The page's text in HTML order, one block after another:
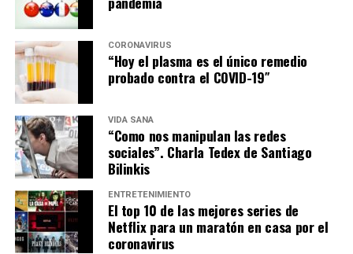
CORONAVIRUS
“Hoy el plasma es el único remedio
probado contra el COVID-19″
VIDA SANA
“Como nos manipulan las redes
sociales”. Charla Tedex de Santiago
Bilinkis
ENTRETENIMIENTO
El top 10 de las mejores series de
Netflix para un maratón en casa por el
coronavirus